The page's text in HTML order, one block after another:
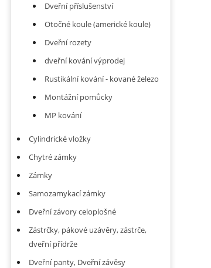
Dveřní příslušenství
Otočné koule (americké koule)
Dveřní rozety
dveřní kování výprodej
Rustikální kování - kované železo
Montážní pomůcky
MP kování
Cylindrické vložky
Chytré zámky
Zámky
Samozamykací zámky
Dveřní závory celoplošné
Zástrčky, pákové uzávěry, zástrče,
dveřní přídrže
Dveřní panty, Dveřní závěsy